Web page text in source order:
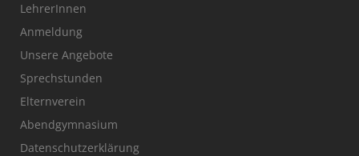
LehrerInnen
Anmeldung
Unsere Angebote
Sprechstunden
Elternverein
Abendgymnasium
Datenschutzerklärung